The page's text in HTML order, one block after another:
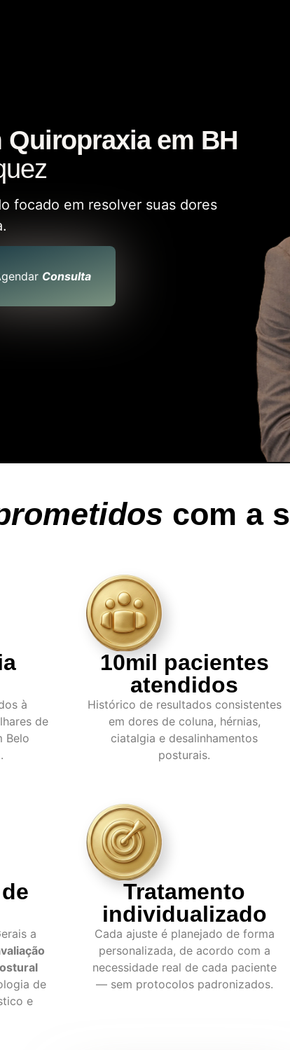
Quiropraxia em BH
focado em resolver suas dores
Consulta
com a
à
de
Belo
10mil pacientes
atendidos
Histórico de resultados consistentes
em dores de coluna, hérnias,
ciatalgia e desalinhamentos
posturais.
a
de
e
Tratamento
individualizado
Cada ajuste é planejado de forma
personalizada, de acordo com a
necessidade real de cada paciente
— sem protocolos padronizados.